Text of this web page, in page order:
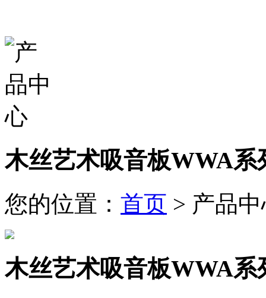
木丝艺术吸音板WWA系
您的位置： 首页 > 产品
木丝艺术吸音板WWA系